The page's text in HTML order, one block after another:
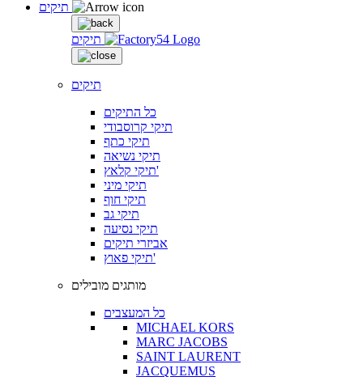
תיקים
תיקים
כל התיקים
תיקי קרוסבודי
תיקי כתף
תיקי נשיאה
תיקי קלאץ'
תיקי מיני
תיקי חוף
תיקי גב
תיקי נסיעה
אביזרי תיקים
תיקי פאוץ'
מותגים מובילים
כל המעצבים
MICHAEL KORS
MARC JACOBS
SAINT LAURENT
JACQUEMUS